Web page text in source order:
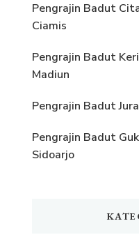
Pengrajin Badut
Ciamis
Pengrajin Badut
Madiun
Pengrajin Badut
Pengrajin Badut
Sidoarjo